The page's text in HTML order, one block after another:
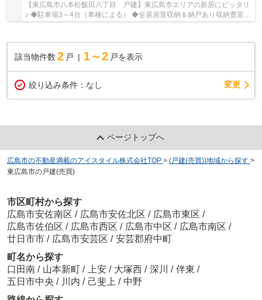
【東広島市八本松飯田八丁目 戸建】東広島市エリアの新居にピッタリ
♪ ◆駐車場3～4台（車種による） ◆全居居室収納＆納戸あり収納豊富
該当物件数 2 戸 1～2 戸を表示
絞り込み条件： なし 変更
ページトップへ
広島市の不動産満載のアイスタイル株式会社TOP > (戸建(売買))地域から探す >
東広島市の戸建(売買)
市区町村から探す
広島市安佐南区 / 広島市安佐北区 / 広島市東区 /
広島市佐伯区 / 広島市西区 / 広島市中区 / 広島市南区 /
廿日市市 / 広島市安芸区 / 安芸郡府中町
町名から探す
口田南 / 山本新町 / 上安 / 大塚西 / 深川 / 伴東 /
五日市中央 / 川内 / 己斐上 / 中野